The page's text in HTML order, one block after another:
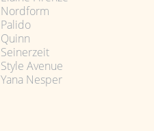
Nordform
Palido
Quinn
Seinerzeit
Style Avenue
Yana Nesper